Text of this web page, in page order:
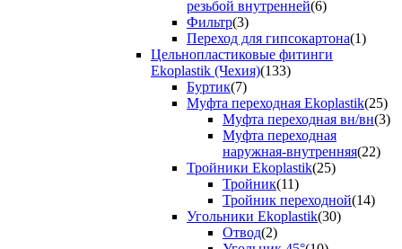
резьбой внутренней(6)
Фильтр(3)
Переход для гипсокартона(1)
Цельнопластиковые фитинги
Ekoplastik (Чехия)(133)
Буртик(7)
Муфта переходная Ekoplastik(25)
Муфта переходная вн/вн(3)
Муфта переходная
наружная-внутренняя(22)
Тройники Ekoplastik(25)
Тройник(11)
Тройник переходной(14)
Угольники Ekoplastik(30)
Отвод(2)